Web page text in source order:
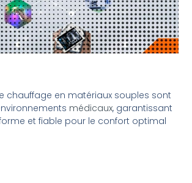
chauffage en matériaux souples sont
médicaux, garantissant
et fiable pour le confort optimal